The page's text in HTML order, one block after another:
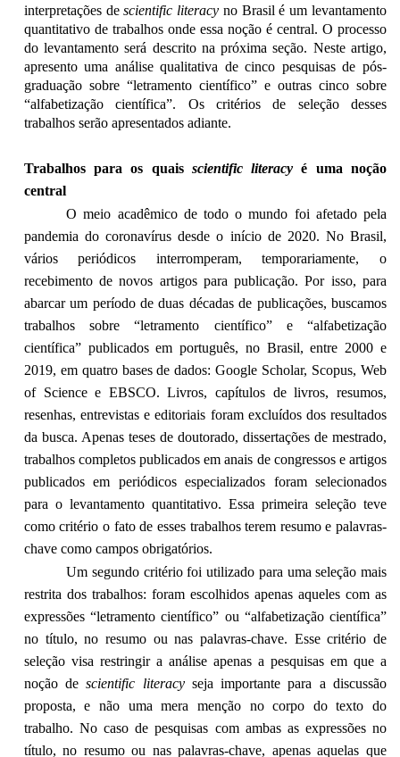
interpretações descientific literacy no Brasil é um levantamento
quantitativo de trabalhos onde essa noção é central. O processo
do levantamento será descrito na próxima seção. Neste artigo,
apresento uma análise qualitativa de cinco pesquisas de pós-
graduação sobre “letramento científico” e outras cinco sobre
“alfabetização científica”. Os critérios de seleção desses
trabalhos serão apresentados adiante.
Trabalhos para os quais scientific literacy é uma noção
central
O meio acadêmico de todo o mundo foi afetado pela
pandemia do coronavírus desde o início de 2020. No Brasil,
vários periódicos interromperam, temporariamente, o
recebimento de novos artigos para publicação. Por isso, para
abarcar um período de duas décadas de publicações, buscamos
trabalhos sobre “letramento científico” e “alfabetização
científica” publicados em português, no Brasil, entre 2000 e
2019, em quatro bases de dados: Google Scholar, Scopus, Web
of Science e EBSCO. Livros, capítulos de livros, resumos,
resenhas, entrevistas e editoriais foram excluídos dos resultados
da busca. Apenas teses de doutorado, dissertações de mestrado,
trabalhos completos publicados em anais de congressos e artigos
publicados em periódicos especializados foram selecionados
para o levantamento quantitativo. Essa primeira seleção teve
como critério o fato de esses trabalhos terem resumo e palavras-
chave como campos obrigatórios.
Um segundo critério foi utilizado para uma seleção mais
restrita dos trabalhos: foram escolhidos apenas aqueles com as
expressões “letramento científico” ou “alfabetização científica”
no título, no resumo ou nas palavras-chave. Esse critério de
seleção visa restringir a análise apenas a pesquisas em que a
noção descientific literacyseja importante para a discussão
proposta, e não uma mera menção no corpo do texto do
trabalho. No caso de pesquisas com ambas as expressões no
título, no resumo ou nas palavras-chave, apenas aquelas que